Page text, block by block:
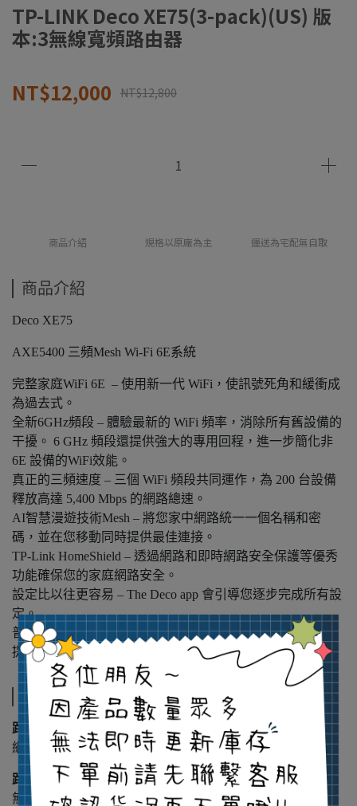
TP-LINK Deco XE75(3-pack)(US) 版
本:3無線寬頻路由器
NT$12,000 NT$12,800
商品介紹 規格以原廠為主 運送為宅配無自取
商品介紹
Deco XE75
AXE5400 三頻Mesh Wi-Fi 6E系統
完整家庭WiFi 6E – 使用新一代 WiFi，使訊號死角和緩衝成
為過去式。
全新6GHz頻段 – 體驗最新的 WiFi 頻率，消除所有舊設備的
干擾。 6 GHz 頻段還提供強大的專用回程，進一步簡化非
6E 設備的WiFi效能。
真正的三頻速度 – 三個 WiFi 頻段共同運作，為 200 台設備
釋放高達 5,400 Mbps 的網路總速。
AI智慧漫遊技術Mesh – 將您家中網路統一一個名稱和密
碼，並在您移動同時提供最佳連接。
TP-Link HomeShield – 透過網路和即時網路安全保護等優秀
功能確保您的家庭網路安全。
設定比以往更容易 – The Deco app 會引導您逐步完成所有設
定。
普遍相容性 – 向下相容所有 WiFi 技術，並與所有網路服務
提供商 (ISP) 和數據機搭配使用。
規格以原廠為主
路由器網址轉換(NAT)功能
網址轉換(NAT)功能
路由器規格
無線寬頻路由器